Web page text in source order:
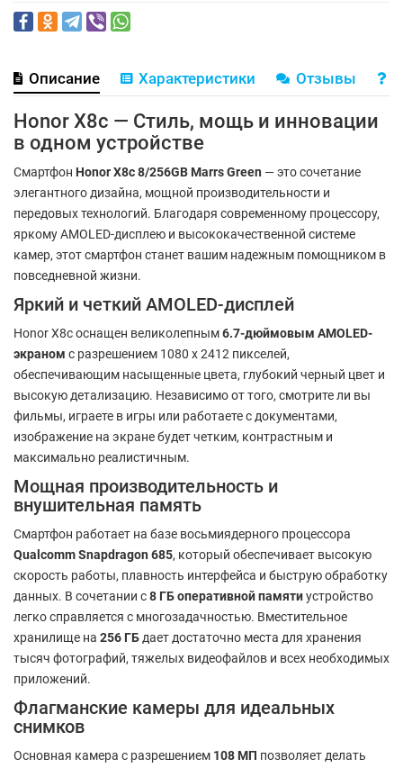
Описание Характеристики Отзывы
Honor X8c — Стиль, мощь и инновации
в одном устройстве
Смартфон Honor X8c 8/256GB Marrs Green — это сочетание
элегантного дизайна, мощной производительности и
передовых технологий. Благодаря современному процессору,
яркому AMOLED-дисплею и высококачественной системе
камер, этот смартфон станет вашим надежным помощником в
повседневной жизни.
Яркий и четкий AMOLED-дисплей
Honor X8c оснащен великолепным6.7-дюймовым AMOLED-
экраном с разрешением 1080 x 2412 пикселей,
обеспечивающим насыщенные цвета, глубокий черный цвет и
высокую детализацию. Независимо от того, смотрите ли вы
фильмы, играете в игры или работаете с документами,
изображение на экране будет четким, контрастным и
максимально реалистичным.
Мощная производительность и
внушительная память
Смартфон работает на базе восьмиядерного процессора
Qualcomm Snapdragon 685, который обеспечивает высокую
скорость работы, плавность интерфейса и быструю обработку
данных. В сочетании с8 ГБ оперативной памятиустройство
легко справляется с многозадачностью. Вместительное
хранилище на 256 ГБ дает достаточно места для хранения
тысяч фотографий, тяжелых видеофайлов и всех необходимых
приложений.
Флагманские камеры для идеальных
снимков
Основная камера с разрешением 108 МП позволяет делать